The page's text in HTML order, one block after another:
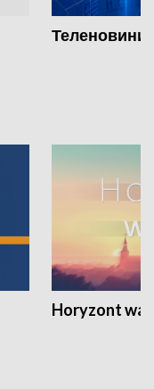
Теленовини
Horyzont